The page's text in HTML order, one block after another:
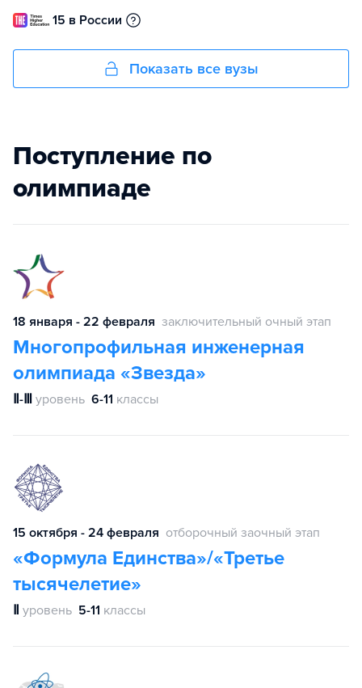
15 в России
Показать все вузы
Поступление по
олимпиаде
18 января - 22 февраля заключительный очный этап
Многопрофильная инженерная
олимпиада «Звезда»
Ⅱ-Ⅲ уровень 6-11 классы
15 октября - 24 февраля отборочный заочный этап
«Формула Единства»/«Третье
тысячелетие»
Ⅱ уровень 5-11 классы